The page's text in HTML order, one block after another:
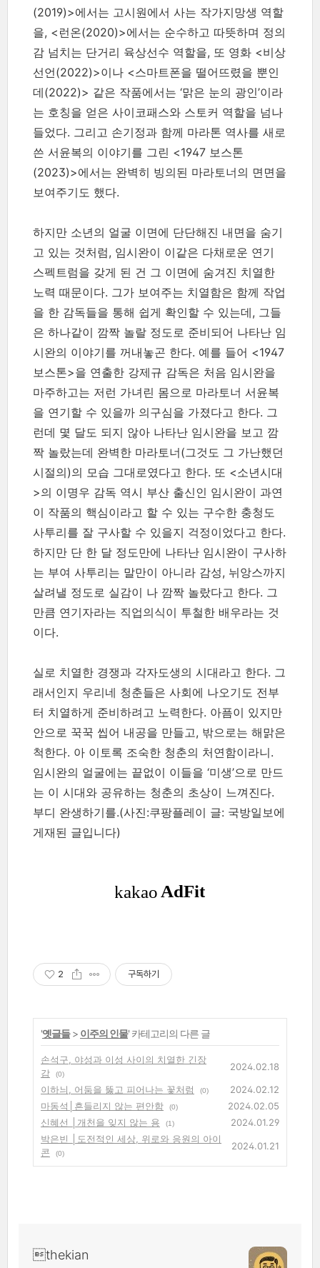
(2019)>에서는 고시원에서 사는 작가지망생 역할
을, <런온(2020)>에서는 순수하고 따뜻하며 정의
감 넘치는 단거리 육상선수 역할을, 또 영화 <비상
선언(2022)>이나 <스마트폰을 떨어뜨렸을 뿐인
데(2022)> 같은 작품에서는 ‘맑은 눈의 광인’이라
는 호칭을 얻은 사이코패스와 스토커 역할을 넘나
들었다. 그리고 손기정과 함께 마라톤 역사를 새로
쓴 서윤복의 이야기를 그린 <1947 보스톤
(2023)>에서는 완벽히 빙의된 마라토너의 면면을
보여주기도 했다.
하지만 소년의 얼굴 이면에 단단해진 내면을 숨기
고 있는 것처럼, 임시완이 이같은 다채로운 연기
스펙트럼을 갖게 된 건 그 이면에 숨겨진 치열한
노력 때문이다. 그가 보여주는 치열함은 함께 작업
을 한 감독들을 통해 쉽게 확인할 수 있는데, 그들
은 하나같이 깜짝 놀랄 정도로 준비되어 나타난 임
시완의 이야기를 꺼내놓곤 한다. 예를 들어 <1947
보스톤>을 연출한 강제규 감독은 처음 임시완을
마주하고는 저런 가녀린 몸으로 마라토너 서윤복
을 연기할 수 있을까 의구심을 가졌다고 한다. 그
런데 몇 달도 되지 않아 나타난 임시완을 보고 깜
짝 놀랐는데 완벽한 마라토너(그것도 그 가난했던
시절의)의 모습 그대로였다고 한다. 또 <소년시대
>의 이명우 감독 역시 부산 출신인 임시완이 과연
이 작품의 핵심이라고 할 수 있는 구수한 충청도
사투리를 잘 구사할 수 있을지 걱정이었다고 한다.
하지만 단 한 달 정도만에 나타난 임시완이 구사하
는 부여 사투리는 말만이 아니라 감성, 뉘앙스까지
살려낼 정도로 실감이 나 깜짝 놀랐다고 한다. 그
만큼 연기자라는 직업의식이 투철한 배우라는 것
이다.
실로 치열한 경쟁과 각자도생의 시대라고 한다. 그
래서인지 우리네 청춘들은 사회에 나오기도 전부
터 치열하게 준비하려고 노력한다. 아픔이 있지만
안으로 꾹꾹 씹어 내공을 만들고, 밖으로는 해맑은
척한다. 아 이토록 조숙한 청춘의 처연함이라니.
임시완의 얼굴에는 끝없이 이들을 ‘미생’으로 만드
는 이 시대와 공유하는 청춘의 초상이 느껴진다.
부디 완생하기를.(사진:쿠팡플레이 글: 국방일보에
게재된 글입니다)
2 구독하기
'옛글들> 이주의 인물' 카테고리의 다른 글
손석구, 야성과 이성 사이의 치열한 긴장
감
(0)
2024.02.18
이하늬, 어둠을 뚫고 피어나는 꽃처럼
(0)
2024.02.12
마동석│흔들리지 않는 편안함
(0)
2024.02.05
신혜선 │개천을 잊지 않는 용
(1)
2024.01.29
박은빈 │도전적인 세상, 위로와 응원의 아이
콘
(0)
2024.01.21
thekian